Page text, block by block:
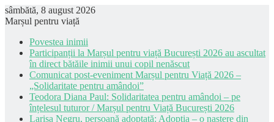
sâmbătă, 8 august 2026
Marșul pentru viață
Povestea inimii
Participanții la Marșul pentru viață București 2026 au ascultat
în direct bătăile inimii unui copil nenăscut
Comunicat post-eveniment Marșul pentru Viață 2026 –
„Solidaritate pentru amândoi”
Teodora Diana Paul: Solidaritatea pentru amândoi – pe
înțelesul tuturor / Marșul pentru Viață București 2026
Larisa Negru, persoană adoptată: Adopția – o naștere din